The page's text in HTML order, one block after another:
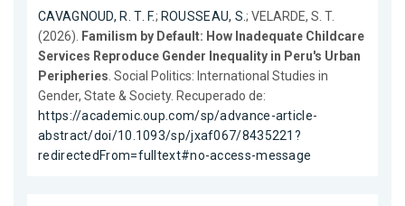
CAVAGNOUD, R. T. F.; ROUSSEAU, S.; VELARDE, S. T.
(2026).
Familism by Default: How Inadequate Childcare
Services Reproduce Gender Inequality in Peru's Urban
Peripheries . Social Politics: International Studies in
Gender, State & Society. Recuperado de:
https://academic.oup.com/sp/advance-article-
abstract/doi/10.1093/sp/jxaf067/8435221?
redirectedFrom=fulltext#no-access-message